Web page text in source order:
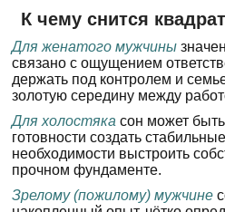
К чему снится
Для женатого мужчины
связано с ощущением
держать под контролем и
золотую середину между
Для холостяка сон может
готовности создать
необходимости выстроить
прочном фундаменте.
Зрелому (пожилому) мужчине